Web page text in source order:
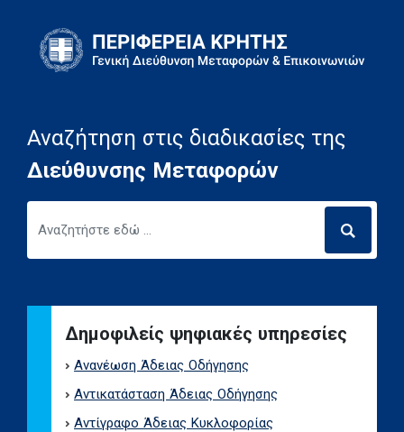
Αναζήτηση στις διαδικασίες της
Διεύθυνσης Μεταφορών
Δημοφιλείς ψηφιακές υπηρεσίες
Ανανέωση Άδειας Οδήγησης
Αντικατάσταση Άδειας Οδήγησης
Αντίγραφο Άδειας Κυκλοφορίας